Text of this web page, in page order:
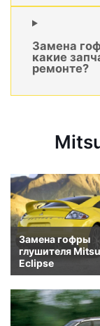
Замена
какие
ремонте?
Замена гофры
глушителя
Eclipse